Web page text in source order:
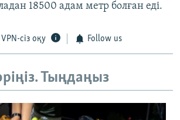
18500 адам метр болған еді.
VPN-сіз оқу Follow us
Тыңдаңыз